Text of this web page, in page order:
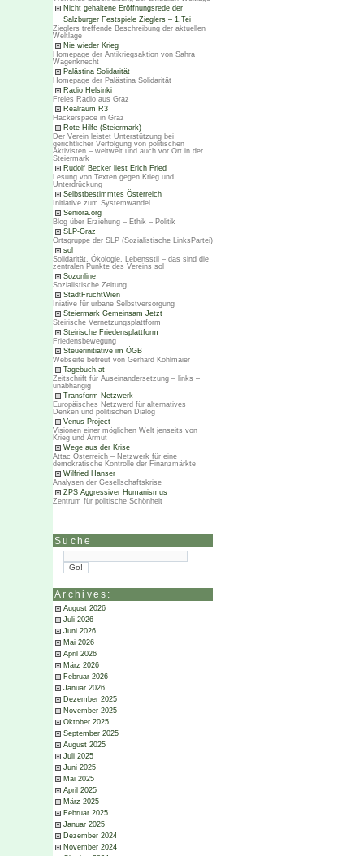
Nicht gehaltene Eröffnungsrede der
Salzburger Festspiele Zieglers – 1.Tei
Zieglers treffende Beschreibung der aktuellen
Weltlage
Nie wieder Krieg
Homepage der Antikriegsaktion von Sahra
Wagenknecht
Palästina Solidarität
Homepage der Palästina Solidarität
Radio Helsinki
Freies Radio aus Graz
Realraum R3
Hackerspace in Graz
Rote Hilfe (Steiermark)
Der Verein leistet Unterstützung bei
gerichtlicher Verfolgung von politischen
Aktivisten – weltweit und auch vor Ort in der
Steiermark
Rudolf Becker liest Erich Fried
Lesung von Texten gegen Krieg und
Unterdrückung
Selbstbestimmtes Österreich
Initiative zum Systemwandel
Seniora.org
Blog über Erziehung – Ethik – Politik
SLP-Graz
Ortsgruppe der SLP (Sozialistische LinksPartei)
sol
Solidarität, Ökologie, Lebensstil – das sind die
zentralen Punkte des Vereins sol
Sozonline
Sozialistische Zeitung
StadtFruchtWien
Iniative für urbane Selbstversorgung
Steiermark Gemeinsam Jetzt
Steirische Vernetzungsplattform
Steirische Friedensplattform
Friedensbewegung
Steuerinitiative im ÖGB
Webseite betreut von Gerhard Kohlmaier
Tagebuch.at
Zeitschrift für Auseinandersetzung – links –
unabhängig
Transform Netzwerk
Europäisches Netzwerd für alternatives
Denken und politischen Dialog
Venus Project
Visionen einer möglichen Welt jenseits von
Krieg und Armut
Wege aus der Krise
Attac Österreich – Netzwerk für eine
demokratische Kontrolle der Finanzmärkte
Wilfried Hanser
Analysen der Gesellschaftskrise
ZPS Aggressiver Humanismus
Zentrum für politische Schönheit
Suche
Archives:
August 2026
Juli 2026
Juni 2026
Mai 2026
April 2026
März 2026
Februar 2026
Januar 2026
Dezember 2025
November 2025
Oktober 2025
September 2025
August 2025
Juli 2025
Juni 2025
Mai 2025
April 2025
März 2025
Februar 2025
Januar 2025
Dezember 2024
November 2024